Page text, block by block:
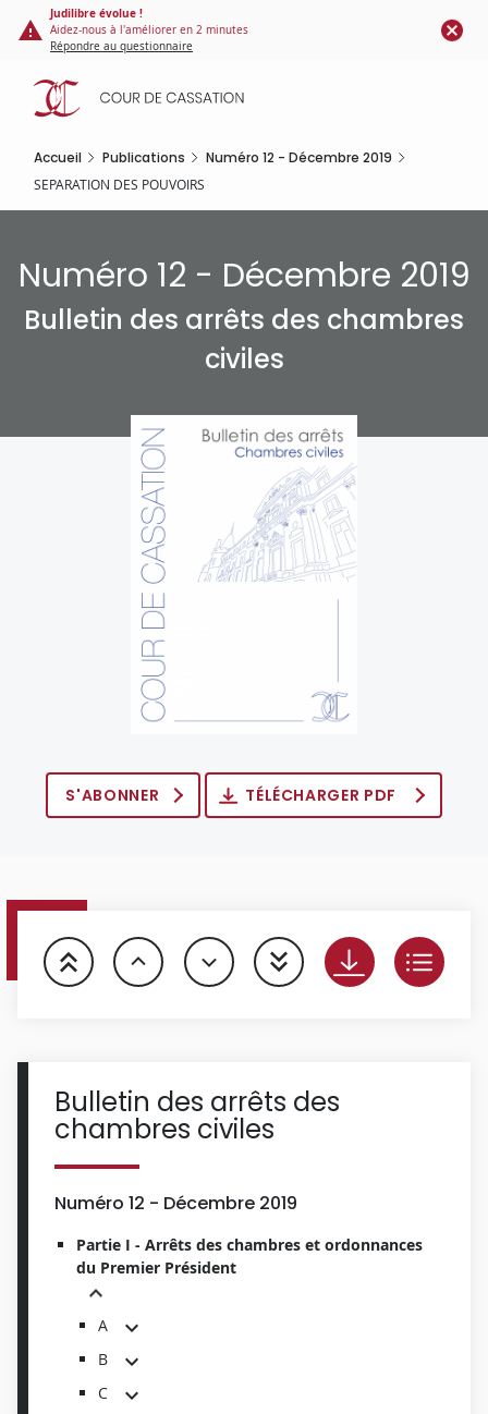
Panneau de gestion des cookies
contenu
principal
Judilibre évolue !
Aidez-nous à l'améliorer en 2 minutes
Répondre au questionnaire
Accueil Publications Numéro 12 - Décembre 2019
SEPARATION DES POUVOIRS
Numéro 12 - Décembre 2019
Bulletin des arrêts des chambres
civiles
S'ABONNER TÉLÉCHARGER PDF
Bulletin des arrêts des
chambres civiles
Numéro 12 - Décembre 2019
Partie I - Arrêts des chambres et ordonnances
du Premier Président
A
B
C